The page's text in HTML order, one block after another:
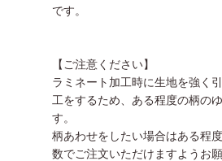
です。
【ご注意ください】
ラミネート加工時に生地を強く
工をするため、ある程度の柄の
す。
柄あわせをしたい場合はある程
数でご注文いただけますようお